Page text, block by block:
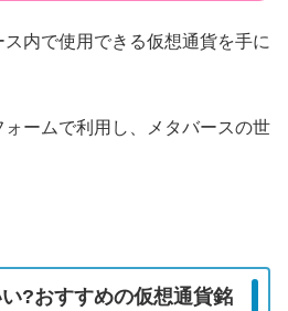
内で使用できる仮想通貨を手に
ームで利用し、メタバースの世
?おすすめの仮想通貨銘